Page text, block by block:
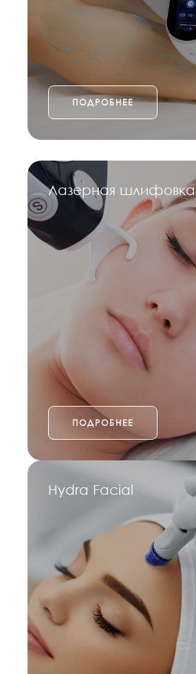
ПОДРОБНЕЕ
Лазерная шлифовка
ПОДРОБНЕЕ
Hydra Facial